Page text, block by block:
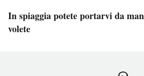
In spiaggia potete portarvi da
volete